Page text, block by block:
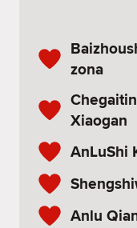
zona
Xiaogan
AnLuShi
Anlu